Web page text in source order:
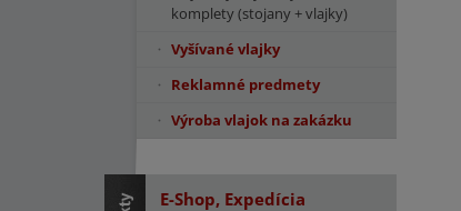
komplety (stojany + vlajky)
Vyšívané vlajky
Reklamné predmety
Výroba vlajok na zakázku
E-Shop, Expedícia